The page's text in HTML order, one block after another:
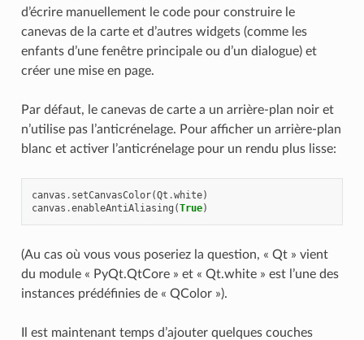
d’écrire manuellement le code pour construire le
canevas de la carte et d’autres widgets (comme les
enfants d’une fenêtre principale ou d’un dialogue) et
créer une mise en page.
Par défaut, le canevas de carte a un arrière-plan noir et
n’utilise pas l’anticrénelage. Pour afficher un arrière-plan
blanc et activer l’anticrénelage pour un rendu plus lisse:
canvas . setCanvasColor(Qt .white)
canvas .enableAntiAliasing (True)
(Au cas où vous vous poseriez la question, « Qt » vient
du module « PyQt.QtCore » et « Qt.white » est l’une des
instances prédéfinies de « QColor »).
Il est maintenant temps d’ajouter quelques couches